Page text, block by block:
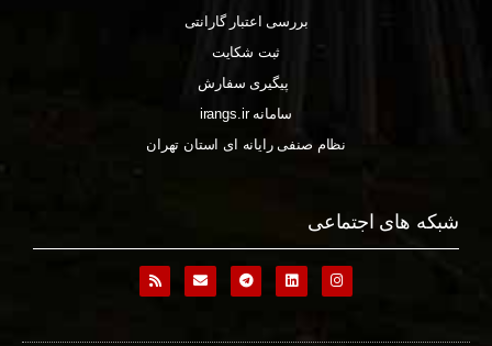
بررسی اعتبار گارانتی
ثبت شکایت
پیگیری سفارش
سامانه irangs.ir
نظام صنفی رایانه ای استان تهران
شبکه های اجتماعی